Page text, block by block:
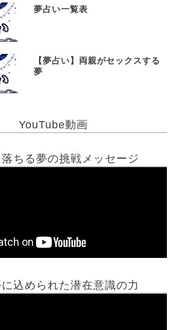
夢占い一覧表
【夢占い】両親がセックスする
夢
YouTube動画
ちる夢の挑戦メッセージ
込められた潜在意識の力